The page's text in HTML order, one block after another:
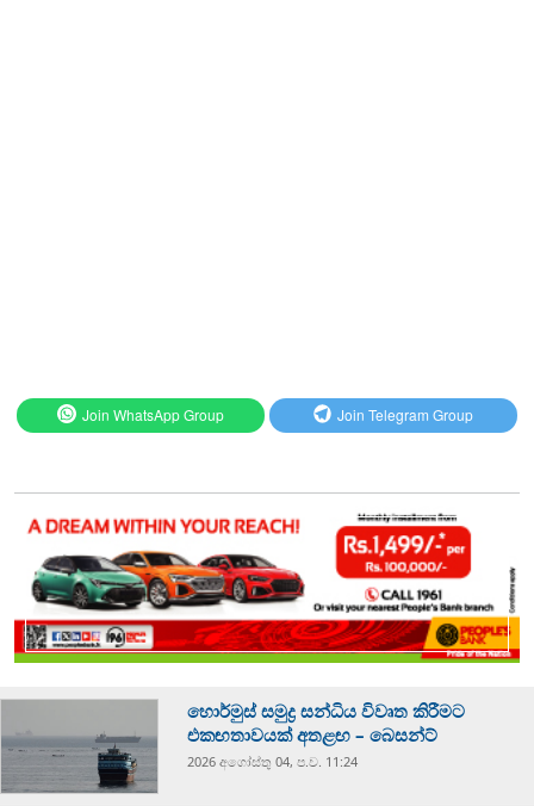
Join WhatsApp Group Join Telegram Group
හොර්මුස් සමුද්‍ර සන්ධිය විවෘත කිරීමට
එකඟතාවයක් අතළඟ – බෙසන්ට්
2026 අගෝස්‍තු 04, ප.ව. 11:24